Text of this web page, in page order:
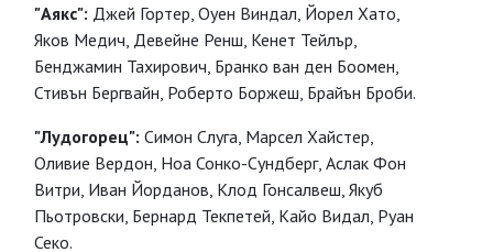
"Аякс": Джей Гортер, Оуен Виндал, Йорел Хато,
Яков Медич, Девейне Ренш, Кенет Тейлър,
Бенджамин Тахирович, Бранко ван ден Боомен,
Стивън Бергвайн, Роберто Боржеш, Брайън Броби.
"Лудогорец": Симон Слуга, Марсел Хайстер,
Оливие Вердон, Ноа Сонко-Сундберг, Аслак Фон
Витри, Иван Йорданов, Клод Гонсалвеш, Якуб
Пьотровски, Бернард Текпетей, Кайо Видал, Руан
Секо.